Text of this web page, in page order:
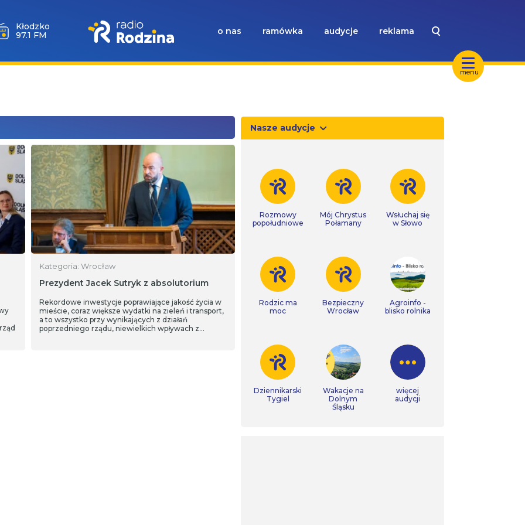
menu
Wołów
99.6 FM
o nas ramówka audycje reklama
Kategoria: Wrocław
Prezydent Jacek Sutryk z absolutorium
Rekordowe inwestycje poprawiające jakość życia w
mieście, coraz większe wydatki na zieleń i transport,
a to wszystko przy wynikających z działań
poprzedniego rządu, niewielkich wpływach z
Nasze audycje
Rozmowy
popołudniowe
Mój Chrystus
Połamany
Wsłuchaj się
w Słowo
Rodzic ma
moc
Bezpieczny
Wrocław
Agroinfo -
blisko rolnika
Dziennikarski
Tygiel
Wakacje na
Dolnym
Śląsku
więcej
audycji